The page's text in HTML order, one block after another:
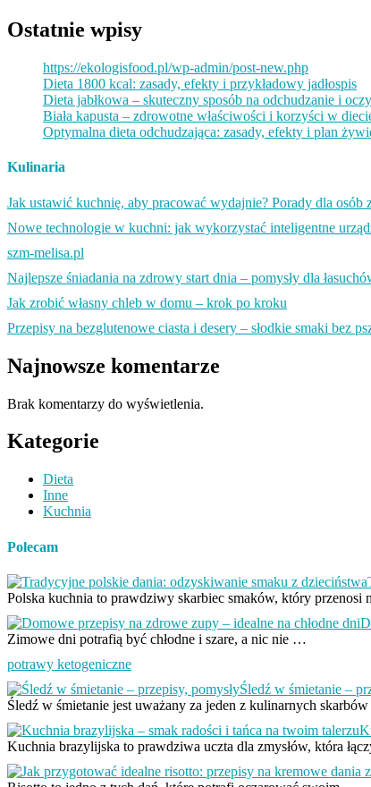
Ostatnie wpisy
https://ekologisfood.pl/wp-admin/post-new.php
Dieta 1800 kcal: zasady, efekty i przykładowy jadłospis
Dieta jabłkowa – skuteczny sposób na odchudzanie i
Biała kapusta – zdrowotne właściwości i korzyści w
Optymalna dieta odchudzająca: zasady, efekty i plan
Kulinaria
Jak ustawić kuchnię, aby pracować wydajnie? Porady dla osób
Nowe technologie w kuchni: jak wykorzystać inteligentne
szm-melisa.pl
Najlepsze śniadania na zdrowy start dnia – pomysły dla
Jak zrobić własny chleb w domu – krok po kroku
Przepisy na bezglutenowe ciasta i desery – słodkie smaki bez
Najnowsze komentarze
Brak komentarzy do wyświetlenia.
Kategorie
Dieta
Inne
Kuchnia
Polecam
Polska kuchnia to prawdziwy skarbiec smaków, który przenosi
Zimowe dni potrafią być chłodne i szare, a nic nie …
potrawy ketogeniczne
Śledź w śmietanie –
Śledź w śmietanie jest uważany za jeden z kulinarnych
Kuchnia brazylijska to prawdziwa uczta dla zmysłów, która